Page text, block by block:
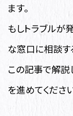
ます。
もしトラブルが
な窓口に相談す
この記事で解説
を進めてくださ